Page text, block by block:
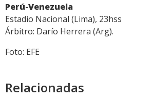
Perú-Venezuela
Estadio Nacional (Lima), 23hss
Árbitro: Darío Herrera (Arg).
Foto: EFE
Relacionadas